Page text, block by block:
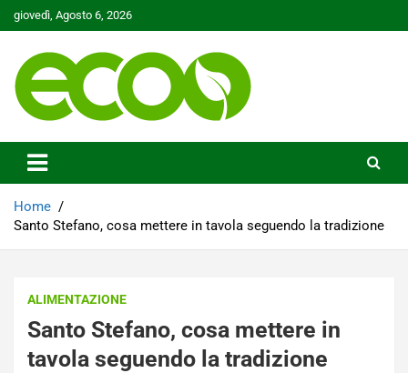
Skip
to
giovedì, Agosto 6, 2026
Ecoo.it
Home
Santo Stefano, cosa mettere in tavola seguendo la tradizione
ALIMENTAZIONE
Santo Stefano, cosa mettere in
tavola seguendo la tradizione